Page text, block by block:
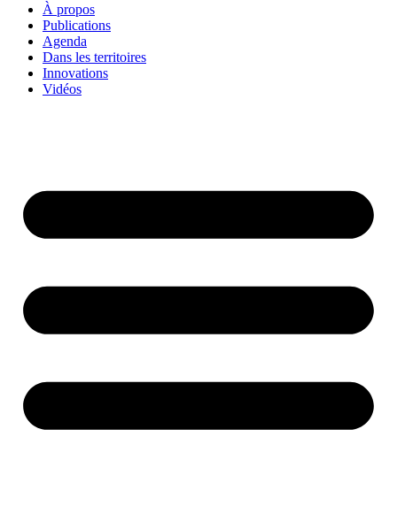
À propos
Publications
Agenda
Dans les territoires
Innovations
Vidéos